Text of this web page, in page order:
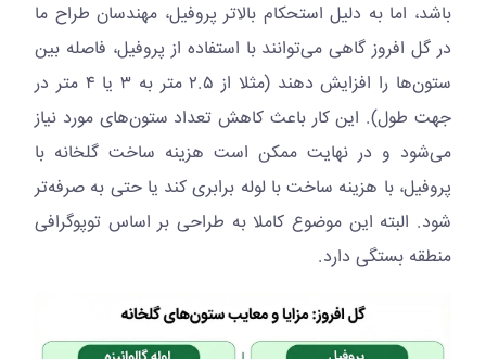
باشد، اما به دلیل استحکام بالاتر پروفیل، مهندسان طراح ما
در گل افروز گاهی می‌توانند با استفاده از پروفیل، فاصله بین
ستون‌ها را افزایش دهند (مثلا از ۲.۵ متر به ۳ یا ۴ متر در
جهت طول). این کار باعث کاهش تعداد ستون‌های مورد نیاز
می‌شود و در نهایت ممکن است هزینه ساخت گلخانه با
پروفیل، با هزینه ساخت با لوله برابری کند یا حتی به صرفه‌تر
شود. البته این موضوع کاملا به طراحی بر اساس توپوگرافی
منطقه بستگی دارد.